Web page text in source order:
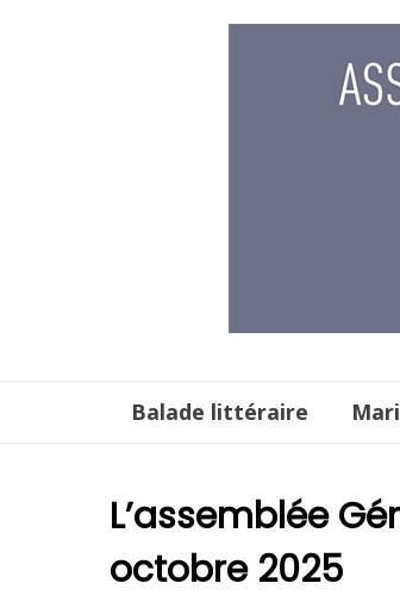
Balade littéraire
L’assemblée
octobre 2025